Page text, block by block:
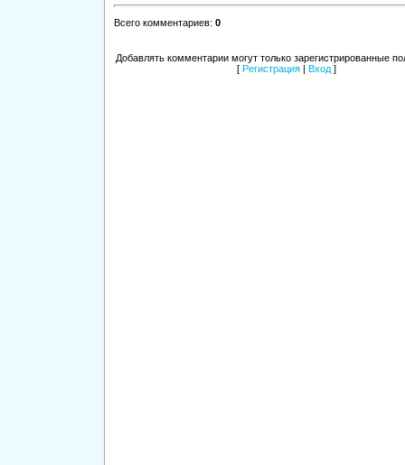
Всего комментариев: 0
Добавлять комментарии могут только зарегистрированные
[ Регистрация Вход ]